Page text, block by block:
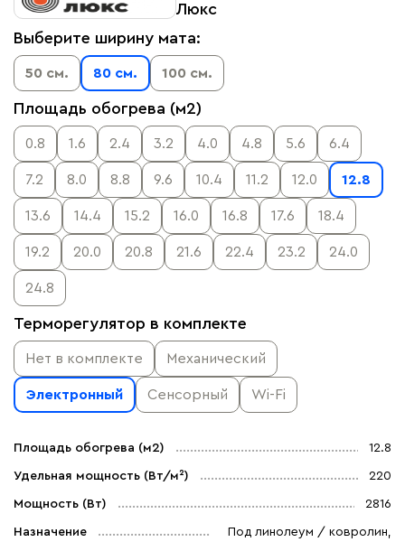
Люкс
Выберите ширину мата:
50 см. 80 см. 100 см.
Площадь обогрева (м2)
0.8 1.6 2.4 3.2 4.0 4.8 5.6 6.4
7.2 8.0 8.8 9.6 10.4 11.2 12.0 12.8
13.6 14.4 15.2 16.0 16.8 17.6 18.4
19.2 20.0 20.8 21.6 22.4 23.2 24.0
24.8
Терморегулятор в комплекте
Нет в комплекте Механический
Электронный Сенсорный Wi-Fi
Площадь обогрева (м2) 12.8
Удельная мощность (Вт/м²) 220
Мощность (Вт) 2816
Назначение
Под линолеум / ковролин,